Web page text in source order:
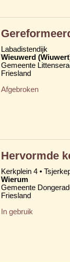
Labadistendijk
Wieuwerd
Gemeente
Friesland
Afgebroken
Hervormde
Kerkplein 4 •
Wierum
Gemeente
Friesland
In gebruik